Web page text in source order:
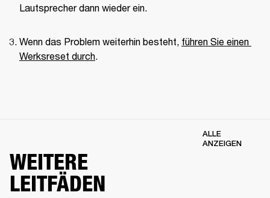
Lautsprecher dann wieder ein.
Wenn das Problem weiterhin besteht, führen Sie einen
Werksreset durch.
WEITERE
LEITFÄDEN
ALLE
ANZEIGEN